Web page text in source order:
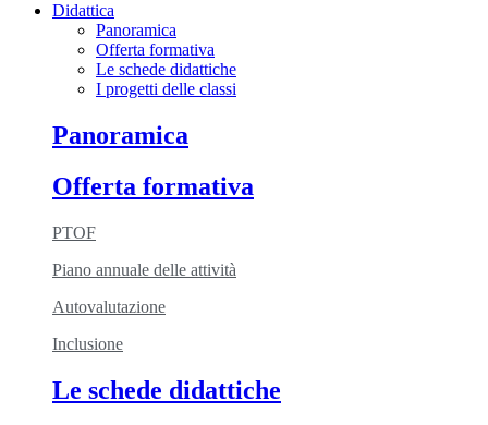
Didattica
Panoramica
Offerta formativa
Le schede didattiche
I progetti delle classi
Panoramica
Offerta formativa
PTOF
Piano annuale delle attività
Autovalutazione
Inclusione
Le schede didattiche